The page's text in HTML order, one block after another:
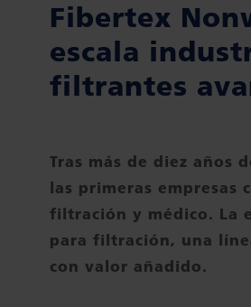
Fibertex
escala
filtrantes
Tras más de diez años
las primeras empresas
filtración y médico. La
para filtración, una
con valor añadido.